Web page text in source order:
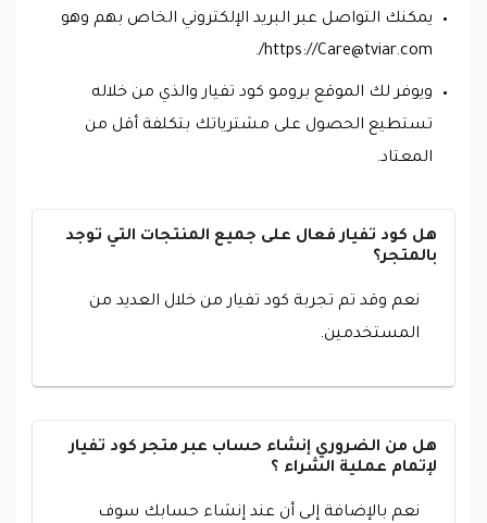
يمكنك التواصل عبر البريد الإلكتروني الخاص بهم وهو
https://Care@tviar.com
/.
ويوفر لك الموقع برومو كود تفيار والذي من خلاله
تستطيع الحصول على مشترياتك بتكلفة أقل من
المعتاد.
هل كود تفيار فعال على جميع المنتجات التي توجد
بالمتجر؟
نعم وقد تم تجربة كود تفيار من خلال العديد من
المستخدمين.
هل من الضروري إنشاء حساب عبر متجر كود تفيار
لإتمام عملية الشراء ؟
نعم بالإضافة إلى أن عند إنشاء حسابك سوف